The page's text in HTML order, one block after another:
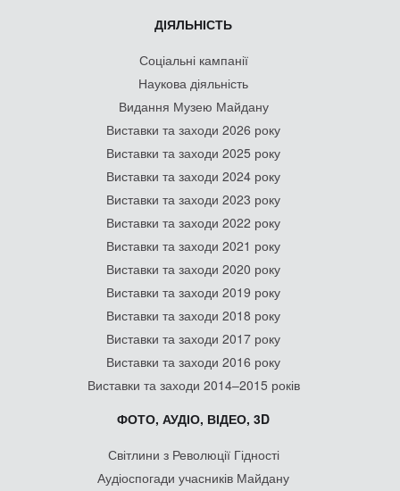
ДІЯЛЬНІСТЬ
Соціальні кампанії
Наукова діяльність
Видання Музею Майдану
Виставки та заходи 2026 року
Виставки та заходи 2025 року
Виставки та заходи 2024 року
Виставки та заходи 2023 року
Виставки та заходи 2022 року
Виставки та заходи 2021 року
Виставки та заходи 2020 року
Виставки та заходи 2019 року
Виставки та заходи 2018 року
Виставки та заходи 2017 року
Виставки та заходи 2016 року
Виставки та заходи 2014–2015 років
ФОТО, АУДІО, ВІДЕО, 3D
Світлини з Революції Гідності
Аудіоспогади учасників Майдану